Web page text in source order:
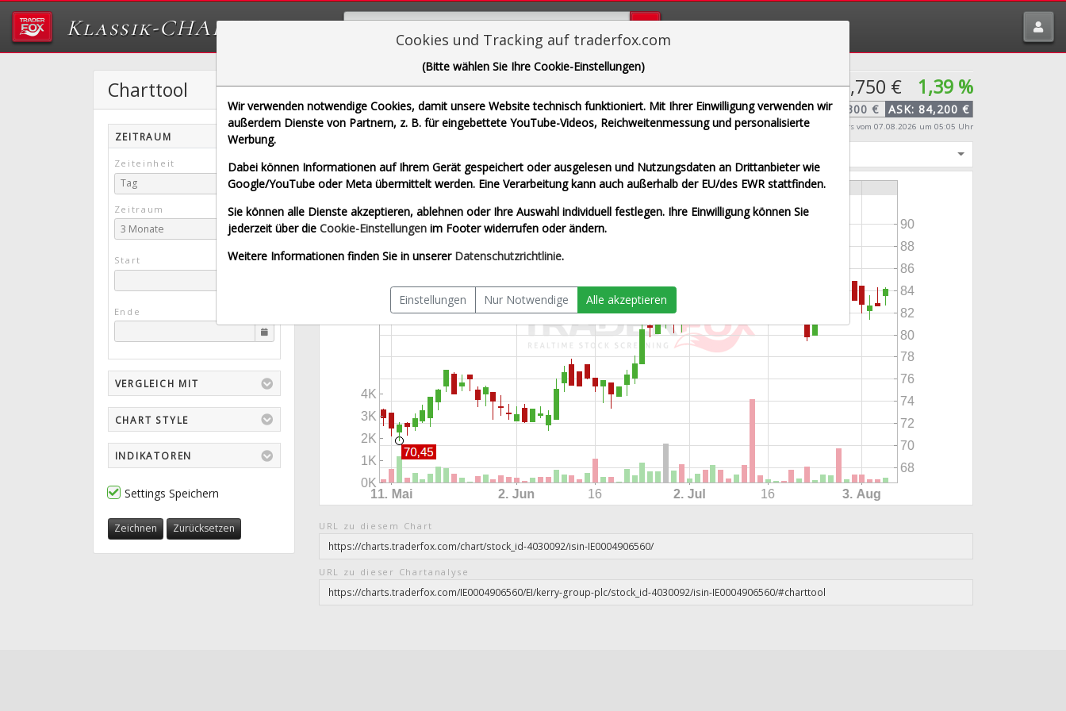
Klassik-CHARTTOOL
Kerry Group PLC
[KRZ | WKN 886291 | ISIN IE0004906560]
83,750 € 1,39 %
BID:83,300 € ASK: 84,200 €
Echtzeit-Aktienkurs vom 07.08.2026 um 05:05 Uhr
URL zu diesem Chart
URL zu dieser Chartanalyse
Charttool
ZEITRAUM
Zeiteinheit
Tag
Zeitraum
3 Monate
Start
Ende
VERGLEICH MIT
CHART STYLE
INDIKATOREN
Settings Speichern
Zeichnen Zurücksetzen
Cookies und Tracking auf traderfox.com
(Bitte wählen Sie Ihre Cookie-Einstellungen)
Wir verwenden notwendige Cookies, damit unsere Website technisch funktioniert. Mit Ihrer Einwilligung verwenden wir
außerdem Dienste von Partnern, z. B. für eingebettete YouTube-Videos, Reichweitenmessung und personalisierte
Werbung.
Dabei können Informationen auf Ihrem Gerät gespeichert oder ausgelesen und Nutzungsdaten an Drittanbieter wie
Google/YouTube oder Meta übermittelt werden. Eine Verarbeitung kann auch außerhalb der EU/des EWR stattfinden.
Sie können alle Dienste akzeptieren, ablehnen oder Ihre Auswahl individuell festlegen. Ihre Einwilligung können Sie
jederzeit über die Cookie-Einstellungen im Footer widerrufen oder ändern.
Weitere Informationen finden Sie in unserer Datenschutzrichtlinie.
Einstellungen Nur Notwendige Alle akzeptieren